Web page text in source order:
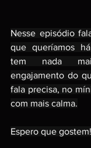
Nesse episódio
que queríamos
tem nada
engajamento do
fala precisa, no
com mais calma.
Espero que gostem!